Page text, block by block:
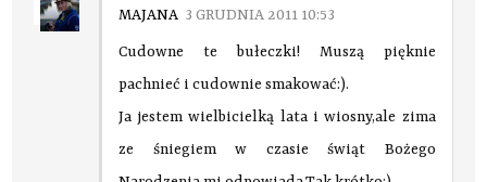
MAJANA 3 GRUDNIA 2011 10:53
Cudowne te bułeczki! Muszą pięknie
pachnieć i cudownie smakować:).
Ja jestem wielbicielką lata i wiosny,ale zima
ze śniegiem w czasie świąt Bożego